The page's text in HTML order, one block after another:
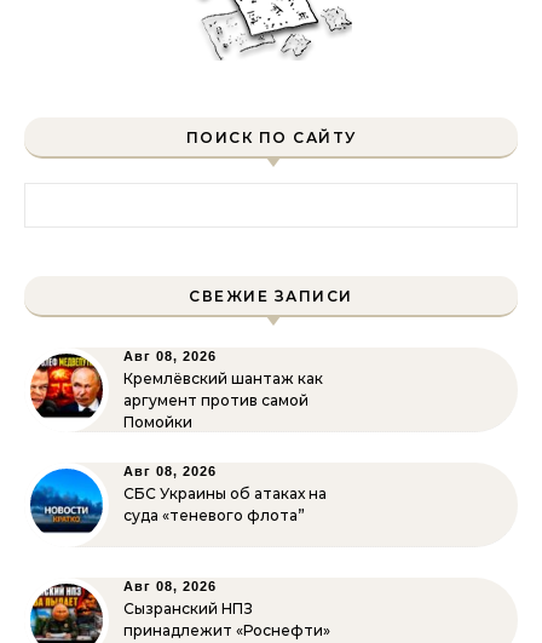
ПОИСК ПО САЙТУ
СВЕЖИЕ ЗАПИСИ
Авг 08, 2026
Кремлёвский шантаж как
аргумент против самой
Помойки
Авг 08, 2026
СБС Украины об атаках на
суда «теневого флота”
Авг 08, 2026
Сызранский НПЗ
принадлежит «Роснефти»